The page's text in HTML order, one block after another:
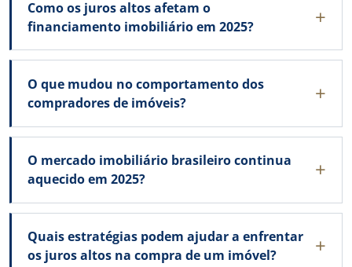
Como os juros altos afetam o
financiamento imobiliário em 2025?
O que mudou no comportamento dos
compradores de imóveis?
O mercado imobiliário brasileiro continua
aquecido em 2025?
Quais estratégias podem ajudar a enfrentar
os juros altos na compra de um imóvel?